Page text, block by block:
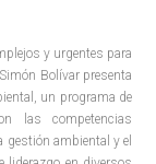
y urgentes para
Bolívar presenta
un programa de
las competencias
ambiental y el